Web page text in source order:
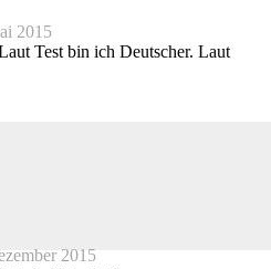
2015
Test bin ich Deutscher. Laut
2015